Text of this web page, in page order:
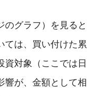
のグラフ）を見ると
ては、買い付けた累
資対象（ここでは日
響が、金額として相